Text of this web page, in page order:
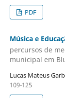
PDF
Música e
percursos de
municipal em
Lucas Mateus
109-125